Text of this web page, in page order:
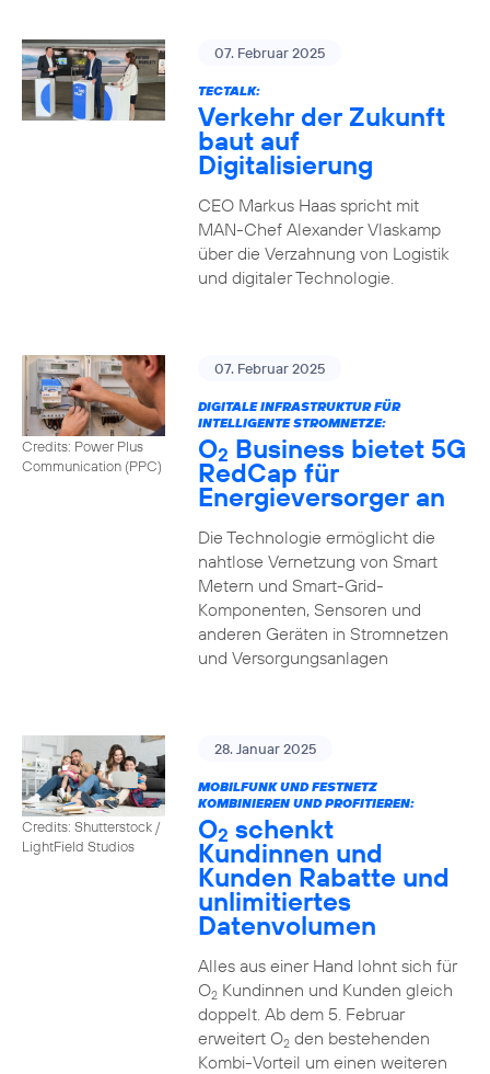
07. Februar 2025
TECTALK:
Verkehr der Zukunft
baut auf
Digitalisierung
CEO Markus Haas spricht mit
MAN-Chef Alexander Vlaskamp
über die Verzahnung von Logistik
und digitaler Technologie.
Credits: Power Plus
Communication (PPC)
07. Februar 2025
DIGITALE INFRASTRUKTUR FÜR
INTELLIGENTE STROMNETZE:
O2 Business bietet 5G
RedCap für
Energieversorger an
Die Technologie ermöglicht die
nahtlose Vernetzung von Smart
Metern und Smart-Grid-
Komponenten, Sensoren und
anderen Geräten in Stromnetzen
und Versorgungsanlagen
Credits: Shutterstock /
LightField Studios
28. Januar 2025
MOBILFUNK UND FESTNETZ
KOMBINIEREN UND PROFITIEREN:
O2 schenkt
Kundinnen und
Kunden Rabatte und
unlimitiertes
Datenvolumen
Alles aus einer Hand lohnt sich für
O2Kundinnen und Kunden gleich
doppelt. Ab dem 5. Februar
erweitert O2den bestehenden
Kombi-Vorteil um einen weiteren